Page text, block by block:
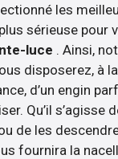
les
sérieuse pour
luce . Ainsi,
disposerez, à
d’un engin
Qu’il s’agisse
de les
fournira la